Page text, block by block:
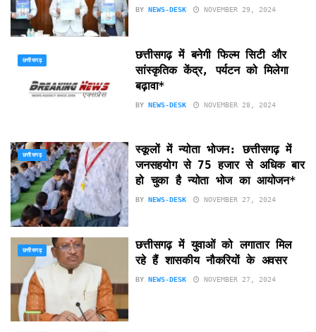
BY NEWS-DESK NOVEMBER 29, 2024
छत्तीसगढ़
छत्तीसगढ़ में बनेगी फिल्म सिटी और
सांस्कृतिक केंद्र, पर्यटन को मिलेगा
बढ़ावा*
BY NEWS-DESK NOVEMBER 28, 2024
छत्तीसगढ़
स्कूलों में न्योता भोजन: छत्तीसगढ़ में
जनसहयोग से 75 हजार से अधिक बार
हो चुका है न्योता भोज का आयोजन*
BY NEWS-DESK NOVEMBER 27, 2024
छत्तीसगढ़
छत्तीसगढ़ में युवाओं को लगातार मिल
रहे हैं शासकीय नौकरियों के अवसर
BY NEWS-DESK NOVEMBER 27, 2024